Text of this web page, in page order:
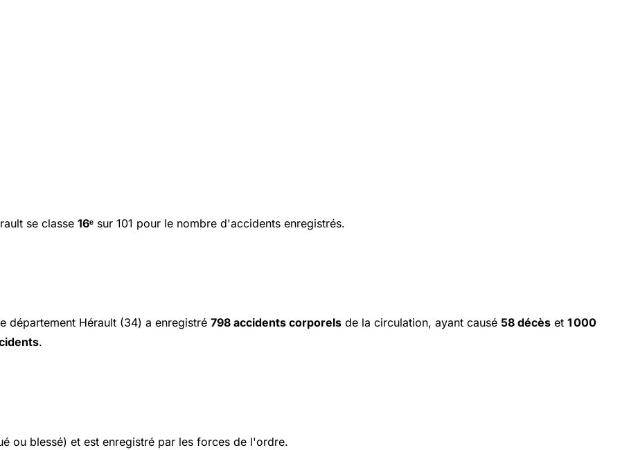
se classe 16ᵉ sur 101 pour le nombre d'accidents enregistrés.
département Hérault (34) a enregistré 798 accidents corporels de la circulation, ayant causé 58 décès et 1 000
.
ou blessé) et est enregistré par les forces de l'ordre.